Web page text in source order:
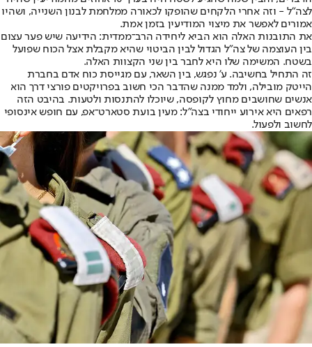
לצה"ל - וזה אחרי הלקחים שהופקו לכאורה ממלחמת לבנון השנייה, ושהיו
אמורים לאפשר את מיצוי המודיעין בזמן אמת.
את התובנות האלה הוא הביא ליחידה הרב־ממדית: הידיעה שיש פער עצום
בין העוצמה של צה"ל הגדול לבין הביטוי שהיא מקבלת אצל הכוח שפועל
בשטח. המשימה שלו היא לחבר בין שני הקצוות האלה.
זה התחיל בחשיבה. ע' נפגש, בין השאר, עם מגייסת כוח אדם בחברת
הייטק מובילה, ולמד ממנה שהדבר הכי חשוב בפרויקטים פורצי דרך הוא
אנשים שחושבים מחוץ לקופסה, שיוכלו להתנסות ולטעות. בהיבט הזה
רפאים היא אירוע ייחודי בצה"ל: מעין בועת סטארט־אפ, עם חופש אינסופי
לחשוב ולפעול.